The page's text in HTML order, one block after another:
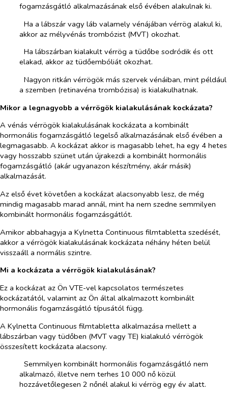
fogamzásgátló alkalmazásának első évében alakulnak ki.
Ha a lábszár vagy láb valamely vénájában vérrög alakul ki,
akkor az mélyvénás trombózist (MVT) okozhat.
Ha lábszárban kialakult vérrög a tüdőbe sodródik és ott
elakad, akkor az tüdőembóliát okozhat.
Nagyon ritkán vérrögök más szervek vénáiban, mint például
a szemben (retinavéna trombózisa) is kialakulhatnak.
Mikor a legnagyobb a vérrögök kialakulásának kockázata?
A vénás vérrögök kialakulásának kockázata a kombinált
hormonális fogamzásgátló legelső alkalmazásának első évében a
legmagasabb. A kockázat akkor is magasabb lehet, ha egy 4 hetes
vagy hosszabb szünet után újrakezdi a kombinált hormonális
fogamzásgátló (akár ugyanazon készítmény, akár másik)
alkalmazását.
Az első évet követően a kockázat alacsonyabb lesz, de még
mindig magasabb marad annál, mint ha nem szedne semmilyen
kombinált hormonális fogamzásgátlót.
Amikor abbahagyja a Kylnetta Continuous filmtabletta szedését,
akkor a vérrögök kialakulásának kockázata néhány héten belül
visszaáll a normális szintre.
Mi a kockázata a vérrögök kialakulásának?
Ez a kockázat az Ön VTE-vel kapcsolatos természetes
kockázatától, valamint az Ön által alkalmazott kombinált
hormonális fogamzásgátló típusától függ.
A Kylnetta Continuous filmtabletta alkalmazása mellett a
lábszárban vagy tüdőben (MVT vagy TE) kialakuló vérrögök
összesített kockázata alacsony.
Semmilyen kombinált hormonális fogamzásgátló nem
alkalmazó, illetve nem terhes 10 000 nő közül
hozzávetőlegesen 2 nőnél alakul ki vérrög egy év alatt.